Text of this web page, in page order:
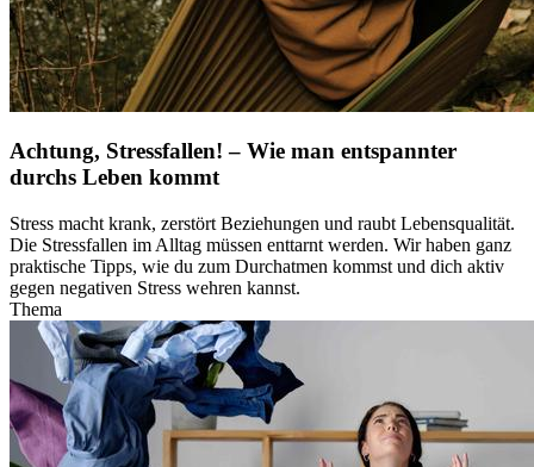
Achtung, Stressfallen! – Wie man entspannter
durchs Leben kommt
Stress macht krank, zerstört Beziehungen und raubt Lebensqualität.
Die Stressfallen im Alltag müssen enttarnt werden. Wir haben ganz
praktische Tipps, wie du zum Durchatmen kommst und dich aktiv
gegen negativen Stress wehren kannst.
Thema